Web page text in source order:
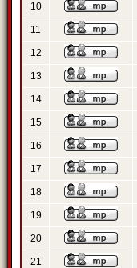
10
11
12
13
14
15
16
17
18
19
20
21